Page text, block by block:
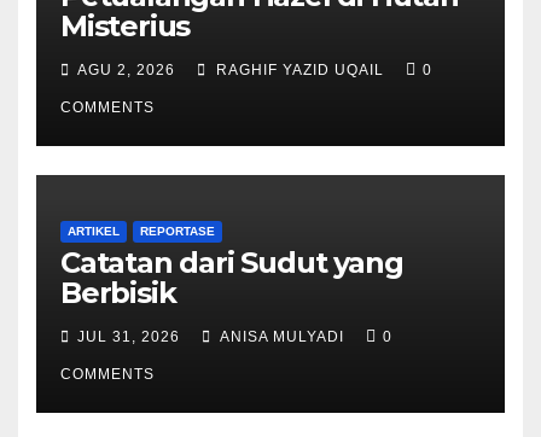
Misterius
AGU 2, 2026 RAGHIF YAZID UQAIL 0
COMMENTS
ARTIKEL REPORTASE
Catatan dari Sudut yang
Berbisik
JUL 31, 2026 ANISA MULYADI 0
COMMENTS